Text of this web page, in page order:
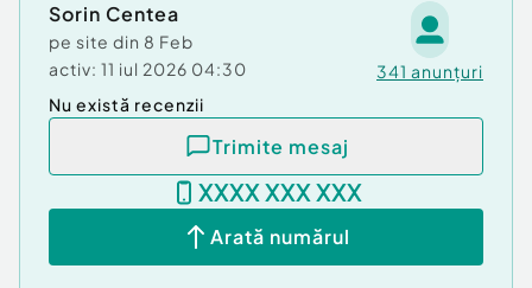
Sorin Centea
pe site din 8 Feb
activ: 11 iul 2026 04:30 341 anunțuri
Nu există recenzii
Trimite mesaj
XXXX XXX XXX
Arată numărul